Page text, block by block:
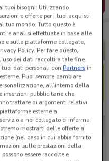
L’APP
Findomestic
tuoi bisogni: Utilizzando
e offerte per i tuoi acquisti
tuo mondo. Tutto questo è
e analisi effettuate in base alle
e sulle piattaforme collegate,
Policy. Per fare questo,
dei dati raccolti a tale fine.
tuoi dati personali conPartnersin
Puoi sempre cambiare
all’interno della
inserzioni pubblicitarie che
trattare di argomenti relativi
esterne a
a noi collegato ci informa
mostrarti delle offerte a
(nel caso in cui abbia fornito
sulle prestazioni della
essere raccolte e